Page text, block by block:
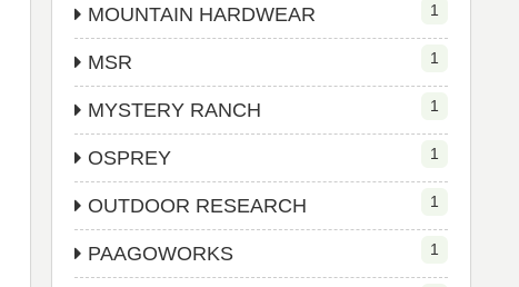
MOUNTAIN HARDWEAR 1
MSR 1
MYSTERY RANCH 1
OSPREY 1
OUTDOOR RESEARCH 1
PAAGOWORKS 1